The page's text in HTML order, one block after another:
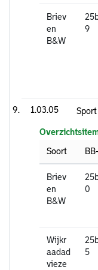
Briev
en
B&W
9
1.03.05 Sport
Soort
Briev
en
B&W
0
Wijkr
aadad
vieze
5